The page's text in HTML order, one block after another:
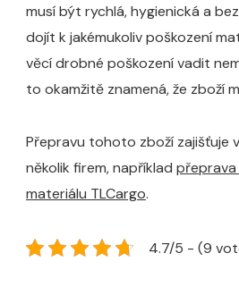
musí být rychlá, hygienická a
dojít k jakémukoliv poškození
věcí drobné poškození vadit
to okamžitě znamená, že zboží
Přepravu tohoto zboží zajišťuje
několik firem, například
materiálu TLCargo.
4.7/5 - (9